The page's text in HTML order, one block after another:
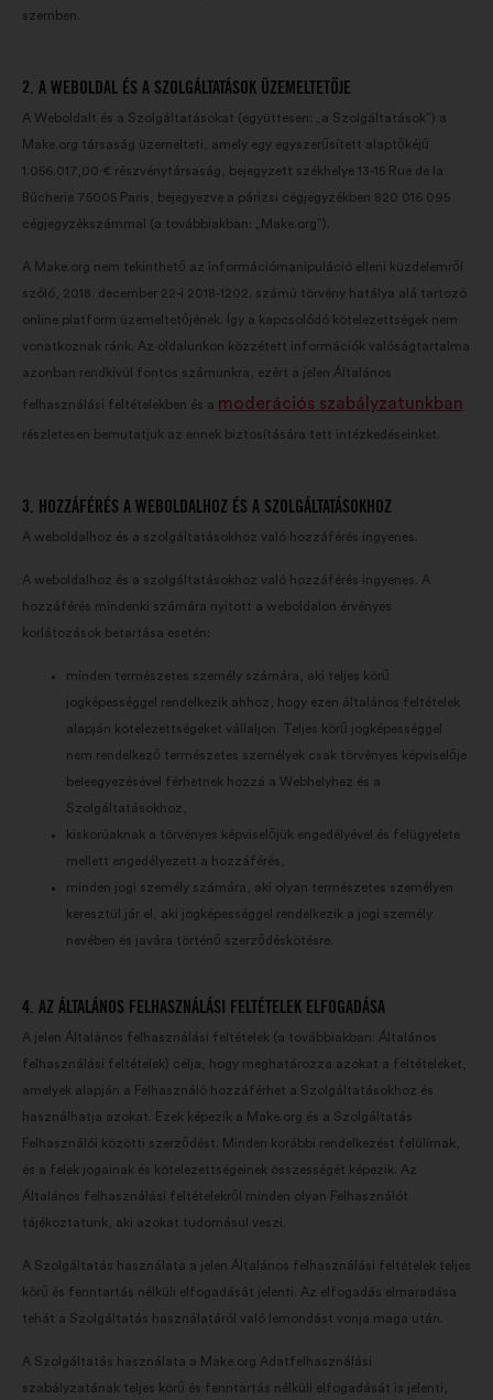
szemben.
2. A WEBOLDAL ÉS A SZOLGÁLTATÁSOK ÜZEMELTETŐJE
A Weboldalt és a Szolgáltatásokat (együttesen: „a Szolgáltatások”) a
Make.org társaság üzemelteti, amely egy egyszerűsített alaptőkéjű
1.056.017,00·€ részvénytársaság, bejegyzett székhelye 13-15 Rue de la
Bûcherie 75005 Paris, bejegyezve a párizsi cégjegyzékben 820 016 095
cégjegyzékszámmal (a továbbiakban: „Make.org”).
A Make.org nem tekinthető az információmanipuláció elleni küzdelemről
szóló, 2018. december 22-i 2018-1202. számú törvény hatálya alá tartozó
online platform üzemeltetőjének. Így a kapcsolódó kötelezettségek nem
vonatkoznak ránk. Az oldalunkon közzétett információk valóságtartalma
azonban rendkívül fontos számunkra, ezért a jelen Általános
felhasználási feltételekben és a moderációs szabályzatunkban
részletesen bemutatjuk az ennek biztosítására tett intézkedéseinket.
3. HOZZÁFÉRÉS A WEBOLDALHOZ ÉS A SZOLGÁLTATÁSOKHOZ
A weboldalhoz és a szolgáltatásokhoz való hozzáférés ingyenes.
A weboldalhoz és a szolgáltatásokhoz való hozzáférés ingyenes. A
hozzáférés mindenki számára nyitott a weboldalon érvényes
korlátozások betartása esetén:
minden természetes személy számára, aki teljes körű
jogképességgel rendelkezik ahhoz, hogy ezen általános feltételek
alapján kötelezettségeket vállaljon. Teljes körű jogképességgel
nem rendelkező természetes személyek csak törvényes képviselője
beleegyezésével férhetnek hozzá a Webhelyhez és a
Szolgáltatásokhoz,
kiskorúaknak a törvényes képviselőjük engedélyével és felügyelete
mellett engedélyezett a hozzáférés,
minden jogi személy számára, aki olyan természetes személyen
keresztül jár el, aki jogképességgel rendelkezik a jogi személy
nevében és javára történő szerződéskötésre.
4. AZ ÁLTALÁNOS FELHASZNÁLÁSI FELTÉTELEK ELFOGADÁSA
A jelen Általános felhasználási feltételek (a továbbiakban: Általános
felhasználási feltételek) célja, hogy meghatározza azokat a feltételeket,
amelyek alapján a Felhasználó hozzáférhet a Szolgáltatásokhoz és
használhatja azokat. Ezek képezik a Make.org és a Szolgáltatás
Felhasználói közötti szerződést. Minden korábbi rendelkezést felülírnak,
és a felek jogainak és kötelezettségeinek összességét képezik. Az
Általános felhasználási feltételekről minden olyan Felhasználót
tájékoztatunk, aki azokat tudomásul veszi.
A Szolgáltatás használata a jelen Általános felhasználási feltételek teljes
körű és fenntartás nélküli elfogadását jelenti. Az elfogadás elmaradása
tehát a Szolgáltatás használatáról való lemondást vonja maga után.
A Szolgáltatás használata a Make.org Adatfelhasználási
szabályzatának teljes körű és fenntartás nélküli elfogadását is jelenti,